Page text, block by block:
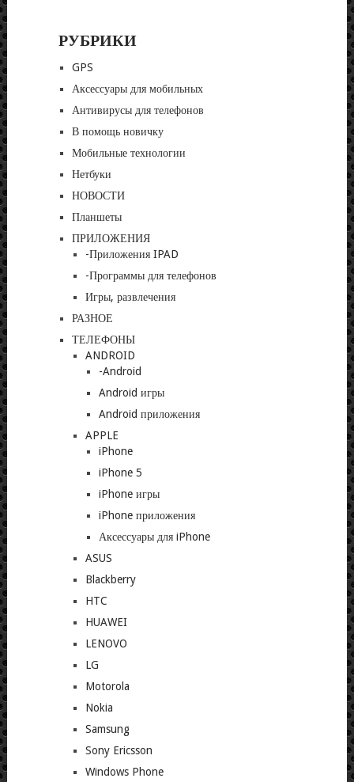
РУБРИКИ
GPS
Аксессуары для мобильных
Антивирусы для телефонов
В помощь новичку
Мобильные технологии
Нетбуки
НОВОСТИ
Планшеты
ПРИЛОЖЕНИЯ
-Приложения IPAD
-Программы для телефонов
Игры, развлечения
РАЗНОЕ
ТЕЛЕФОНЫ
ANDROID
-Android
Android игры
Android приложения
APPLE
iPhone
iPhone 5
iPhone игры
iPhone приложения
Аксессуары для iPhone
ASUS
Blackberry
HTC
HUAWEI
LENOVO
LG
Motorola
Nokia
Samsung
Sony Ericsson
Windows Phone